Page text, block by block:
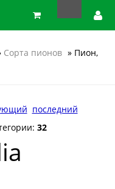
Сорта пионов » Пион,
последний
32